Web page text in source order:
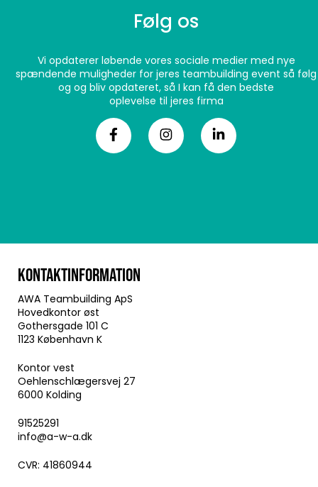
Følg os
Vi opdaterer løbende vores sociale medier med nye
spændende muligheder for jeres teambuilding event så følg
og og bliv opdateret, så I kan få den bedste
oplevelse til jeres firma
KONTAKTINFORMATION
AWA Teambuilding ApS
Hovedkontor øst
Gothersgade 101 C
1123 København K
Kontor vest
Oehlenschlægersvej 27
6000 Kolding
91525291
info@a-w-a.dk
CVR: 41860944